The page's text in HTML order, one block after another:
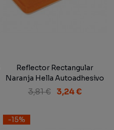
Reflector Rectangular
Naranja Hella Autoadhesivo
94x44 mm
3,81 € 3,24 €
-15%